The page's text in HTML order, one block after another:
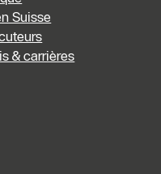
Suisse
& carrières